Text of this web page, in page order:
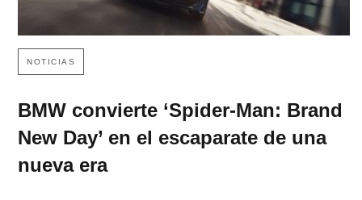
NOTICIAS
BMW convierte ‘Spider-Man: Brand
New Day’ en el escaparate de una
nueva era